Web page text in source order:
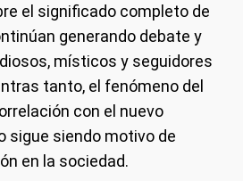
el significado completo de
generando debate y
místicos y seguidores
tanto, el fenómeno del
con el nuevo
sigue siendo motivo de
en la sociedad.